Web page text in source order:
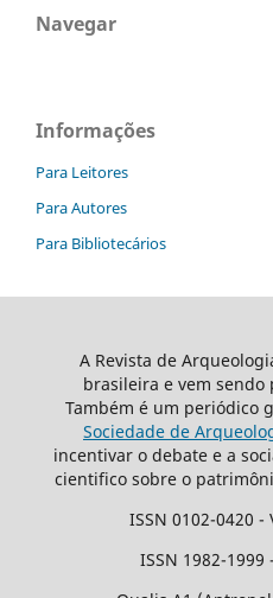
Navegar
Informações
Para Leitores
Para Autores
Para Bibliotecários
A Revista de
brasileira e vem sendo
Também é um periódico
Sociedade de
incentivar o debate e a
cientifico sobre o
ISSN 0102-0420
ISSN 1982-